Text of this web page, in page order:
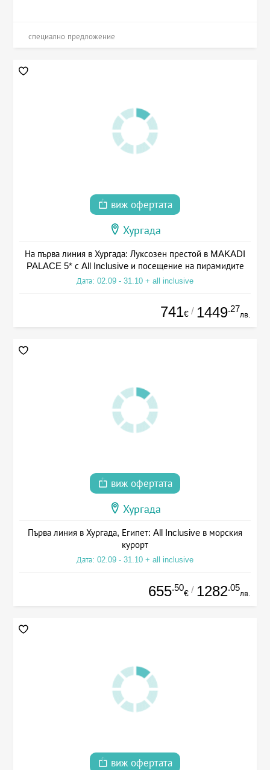
специално предложение
виж офертата
Хургада
На първа линия в Хургада: Луксозен престой в MAKADI
PALACE 5* с All Inclusive и посещение на пирамидите
Дата: 02.09 - 31.10 + all inclusive
741€ / 1449.27
лв.
виж офертата
Хургада
Първа линия в Хургада, Египет: All Inclusive в морския
курорт
Дата: 02.09 - 31.10 + all inclusive
655.50
€ / 1282.05
лв.
виж офертата